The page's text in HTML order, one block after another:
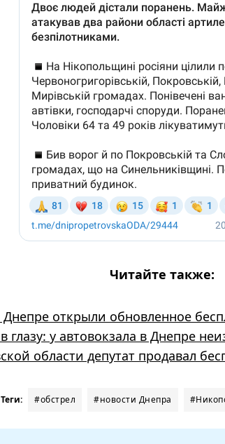
Читайте также:
открыли обновленное
у автовокзала в Днепре
области депутат продавал
Теги: #обстрел #новости Днепра